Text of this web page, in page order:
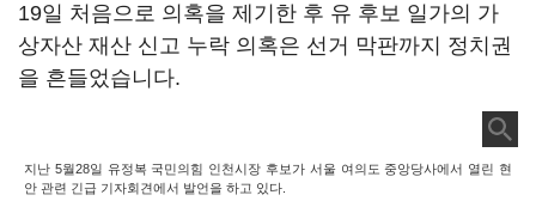
19일 처음으로 의혹을 제기한 후 유 후보 일가의 가
상자산 재산 신고 누락 의혹은 선거 막판까지 정치권
을 흔들었습니다.
지난 5월28일 유정복 국민의힘 인천시장 후보가 서울 여의도 중앙당사에서 열린 현
안 관련 긴급 기자회견에서 발언을 하고 있다.